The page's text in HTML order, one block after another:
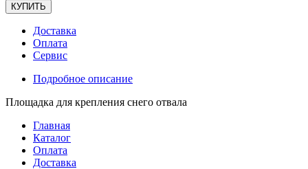
КУПИТЬ
Доставка
Оплата
Сервис
Подробное описание
Площадка для крепления снего отвала
Главная
Каталог
Оплата
Доставка